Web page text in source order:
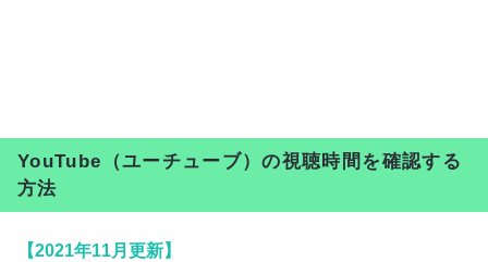
YouTube（ユーチューブ）の視聴時間を確認する
方法
【2021年11月更新】